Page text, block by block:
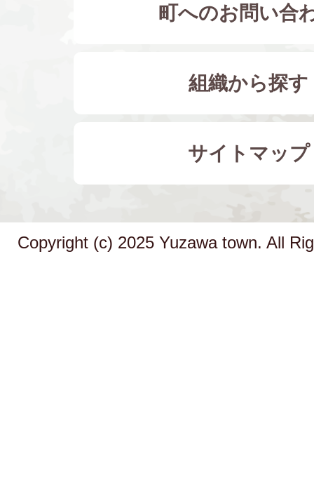
町へのお問い合
組織から探す
サイトマップ
Copyright (c) 2025 Yuzawa town. All